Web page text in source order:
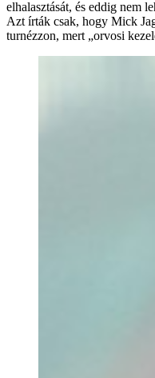
elhalasztását, és eddig nem
Azt írták csak, hogy Mick
turnézzon, mert „orvosi